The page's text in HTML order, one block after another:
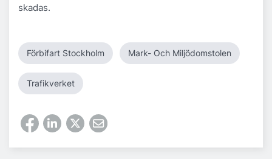
skadas.
Förbifart Stockholm Mark- Och Miljödomstolen
Trafikverket